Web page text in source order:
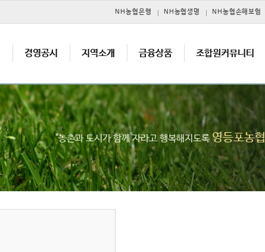
NH농협은행 NH농협생명 NH농협손해보험
경영공시 지역소개 금융상품 조합원커뮤니티
"농촌과 도시가 함께 자라고 행복해지도록영등포농협